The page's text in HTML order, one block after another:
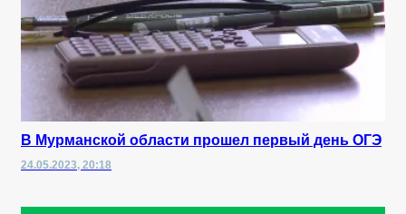
В Мурманской области прошел первый день ОГЭ
24.05.2023, 20:18